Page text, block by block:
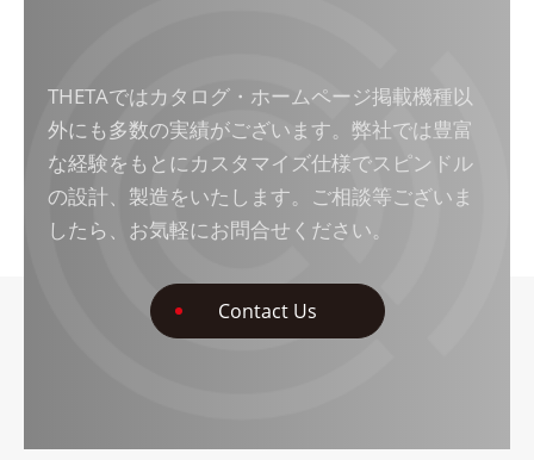
THETAではカタログ・ホームページ掲載機種以
外にも多数の実績がございます。弊社では豊富
な経験をもとにカスタマイズ仕様でスピンドル
の設計、製造をいたします。ご相談等ございま
したら、お気軽にお問合せください。
Contact Us